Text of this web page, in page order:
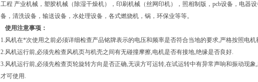
工程 产业机械，塑胶机械（除湿干燥机），印刷机械（丝网印机），照相制版，pcb设备，电器
备，清洗设备，输送设备，水处理设备，各式燃烧机，锅，环保业等等。
使用注意事项：
1.风机在*次使用之前必须详细检查产品铭牌表示的电压和频率是否符合当地的要求,严格按照电机
2.风机运行前,必须先检查风机页与机壳之间有无碰撞摩擦,电机是否有接地,绝缘是否良好.
3.风机运行前,必须先检查页轮旋转方向是否正确,无误方可运转,在试运转中有异常声响和振动现
才可使用.